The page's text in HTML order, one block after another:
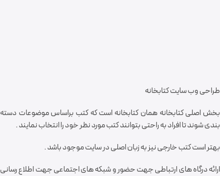
طراحی وب سایت کتابخانه
بخش اصلی کتابخانه همان کتابخانه است که کتب براساس موضوعات دسته
بندی شوند تا افراد به راحتی بتوانند کتب مورد نظر خود را انتخاب نمایند .
بهتر است کتب خارجی نیز به زبان اصلی در سایت موجود باشد .
ارائه درگاه های ارتباطی جهت حضور و شبکه های اجتماعی جهت اطلاع رسانی